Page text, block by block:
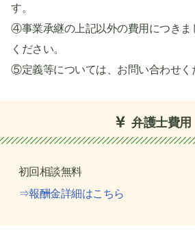
す。
④事業承継の上記以外の費用につきま
ください。
⑤定義等については、お問い合わせく
弁護士費用
初回相談無料
⇒報酬金詳細はこちら